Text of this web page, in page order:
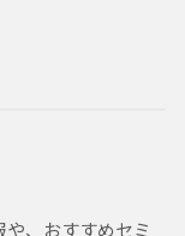
、おすすめセミ